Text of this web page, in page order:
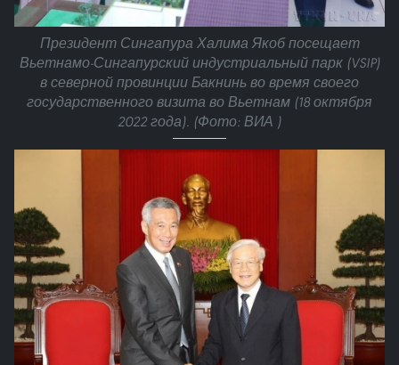
Президент Сингапура Халима Якоб посещает
Вьетнамо-Сингапурский индустриальный парк (VSIP)
в северной провинции Бакнинь во время своего
государственного визита во Вьетнам (18 октября
2022 года). (Фото: ВИА )